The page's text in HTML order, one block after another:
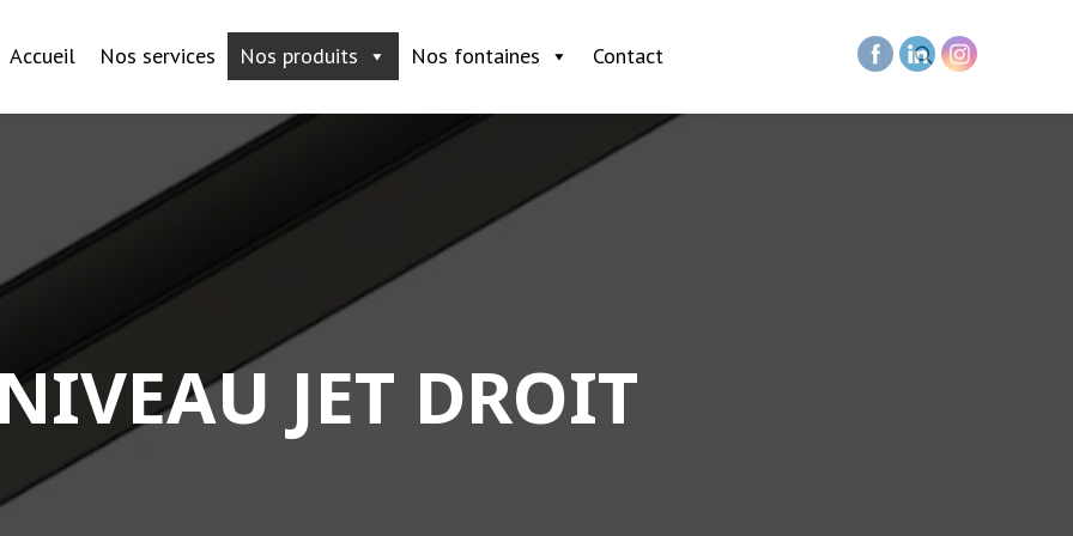
Accueil Nos services Nos produits Nos fontaines Contact
JET DROIT